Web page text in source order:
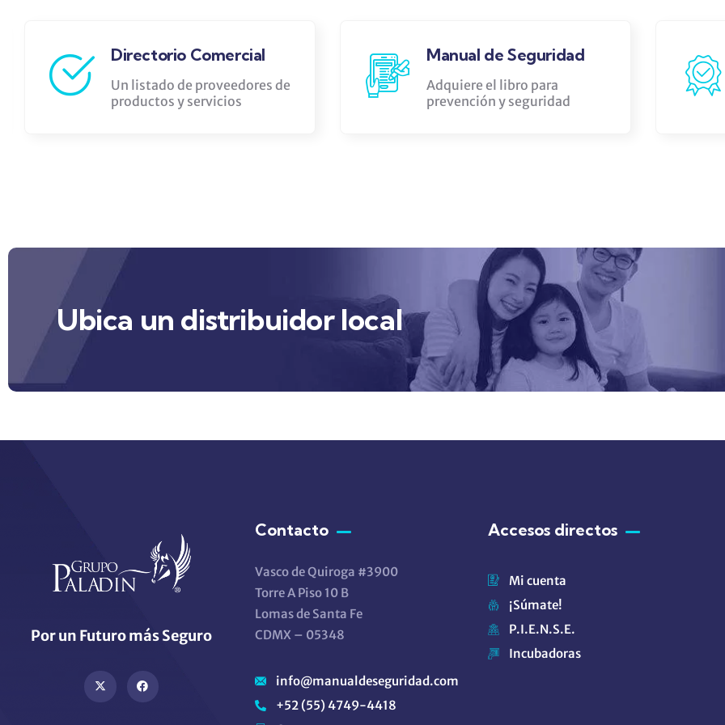
Manual de Seguridad
Adquiere el libro para
prevención y seguridad
Conferencia en línea
Conferencia Aprendiendo a
Vivir Seguros
Ubica un distribuidor local
Por un Futuro más Seguro
Contacto
Vasco de Quiroga #3900
Torre A Piso 10 B
Lomas de Santa Fe
CDMX – 05348
info@manualdeseguridad.com
+52 (55) 4749-4418
Accesos directos
Mi cuenta
¡Súmate!
P.I.E.N.S.E.
Incubadoras